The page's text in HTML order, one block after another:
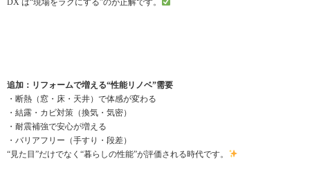
DX は“現場をラクにする”のが正解です。
追加：リフォームで増える“性能リノベ”需要
・断熱（窓・床・天井）で体感が変わる
・結露・カビ対策（換気・気密）
・耐震補強で安心が増える
・バリアフリー（手すり・段差）
“見た目”だけでなく“暮らしの性能”が評価される時代です。